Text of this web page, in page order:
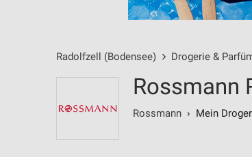
Radolfzell (Bodensee) Drogerie &
Rossmann
Rossmann › Mein